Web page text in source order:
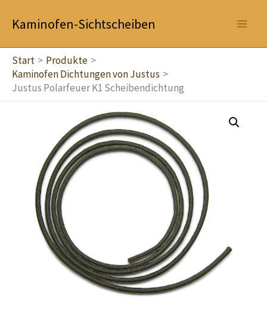
InhaltKaminofen-Sichtscheiben
Start
Produkte
Kaminofen Dichtungen von Justus
Justus Polarfeuer K1 Scheibendichtung